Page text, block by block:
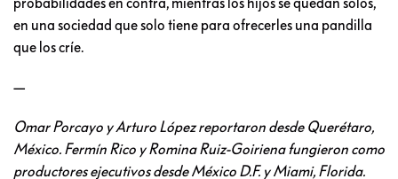
en una sociedad que solo tiene para ofrecerles una pandilla
que los críe.
—
Omar Porcayo yArturo López reportaron desde Querétaro,
México. Fermín Rico y Romina Ruiz-Goiriena fungieron como
productores ejecutivos desde México D.F. y Miami, Florida.